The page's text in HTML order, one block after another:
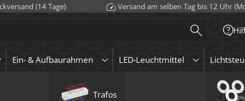
(14 Tage) Versand am selben Tag bis 12 Uhr
Aufbauleuchten Deckenleuchten
Wandleuchten
Ein- & Aufbaurahmen
Pendelleuchten
LED-Leuchtmittel
GU10 GU5.3 / MR16
KNX
Aufbauleuchten LED-Leuchtmittel
Trafos